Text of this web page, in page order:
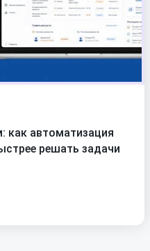
как автоматизация
решать задачи